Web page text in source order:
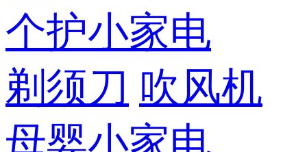
个护小家电
剃须刀 吹风机
母婴小家电